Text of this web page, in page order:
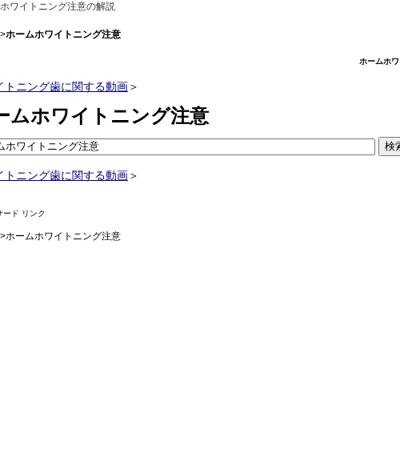
ワイトニング注意の解説
>ホームホワイトニング注意
ホームホ
トニング歯に関する動画＞
ムホワイトニング注意
トニング歯に関する動画＞
ード リンク
>ホームホワイトニング注意